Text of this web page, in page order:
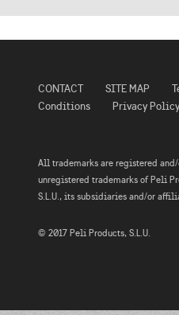
CONTACT SITE MAP
Conditions
Privacy
All trademarks are registered
unregistered trademarks of Peli
S.L.U., its subsidiaries and/or
© 2017 Peli Products, S.L.U.